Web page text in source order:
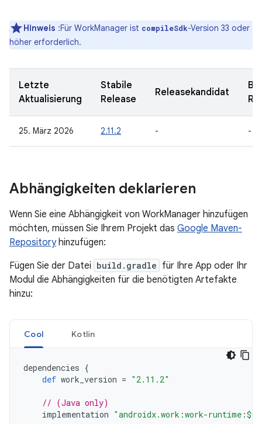
Hinweis :Für WorkManager ist compileSdk-Version 33 oder
höher erforderlich.
Letzte
Aktualisierung
Stabile
Release
Releasekandidat
25. März 2026 2.11.2 - -
Abhängigkeiten deklarieren
Wenn Sie eine Abhängigkeit von WorkManager hinzufügen
möchten, müssen Sie Ihrem Projekt das Google Maven-
Repositoryhinzufügen:
Fügen Sie der Datei build.gradle für Ihre App oder Ihr
Modul die Abhängigkeiten für die benötigten Artefakte
hinzu:
Cool Kotlin
dependencies {
def work_version = "2.11.2"
// (Java only)
implementation "androidx.work:work-